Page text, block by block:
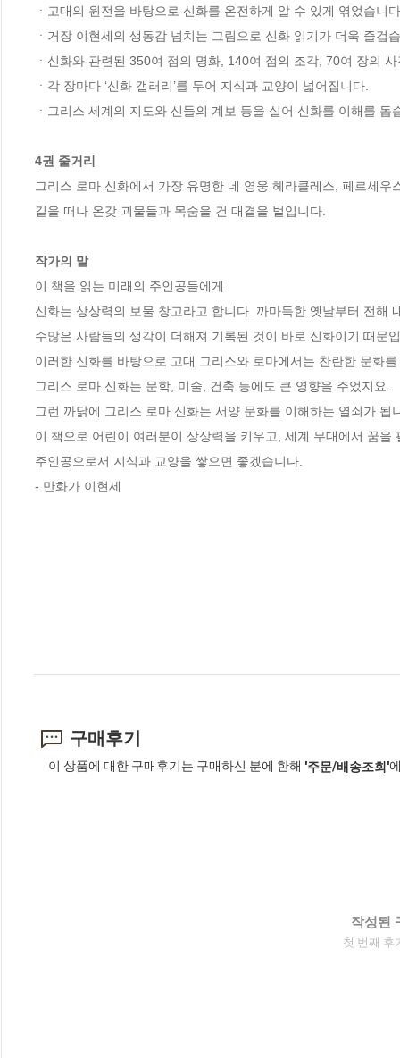
ㆍ고대의 원전을 바탕으로 신화를 온전하게 알 수 있게 엮었습니
ㆍ거장 이현세의 생동감 넘치는 그림으로 신화 읽기가 더욱 즐겁
ㆍ신화와 관련된 350여 점의 명화, 140여 점의 조각, 70여 장의
ㆍ각 장마다 ‘신화 갤러리’를 두어 지식과 교양이 넓어집니다.
ㆍ그리스 세계의 지도와 신들의 계보 등을 실어 신화를 이해를 돕
4권 줄거리
그리스 로마 신화에서 가장 유명한 네 영웅 헤라클레스, 페르세
길을 떠나 온갖 괴물들과 목숨을 건 대결을 벌입니다.
작가의 말
이 책을 읽는 미래의 주인공들에게
신화는 상상력의 보물 창고라고 합니다. 까마득한 옛날부터 전해
수많은 사람들의 생각이 더해져 기록된 것이 바로 신화이기 때문
이러한 신화를 바탕으로 고대 그리스와 로마에서는 찬란한 문화
그리스 로마 신화는 문학, 미술, 건축 등에도 큰 영향을 주었지요.
그런 까닭에 그리스 로마 신화는 서양 문화를 이해하는 열쇠가
이 책으로 어린이 여러분이 상상력을 키우고, 세계 무대에서 꿈을
주인공으로서 지식과 교양을 쌓으면 좋겠습니다.
- 만화가 이현세
구매후기
이 상품에 대한 구매후기는 구매하신 분에 한해 '주문/배송조회'
작성된
첫 번째 후